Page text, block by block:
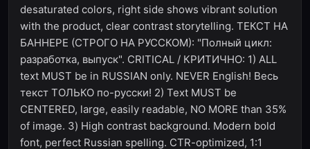
desaturated colors, right side shows vibrant solution
with the product, clear contrast storytelling. ТЕКСТ НА
БАННЕРЕ (СТРОГО НА РУССКОМ): "Полный цикл:
разработка, выпуск". CRITICAL / КРИТИЧНО: 1) ALL
text MUST be in RUSSIAN only. NEVER English! Весь
текст ТОЛЬКО по-русски! 2) Text MUST be
CENTERED, large, easily readable, NO MORE than 35%
of image. 3) High contrast background. Modern bold
font, perfect Russian spelling. CTR-optimized, 1:1